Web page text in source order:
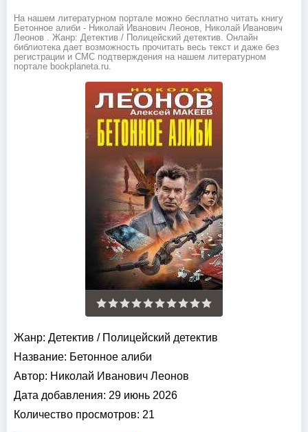
На нашем литературном портале можно бесплатно читать книгу
Бетонное алиби - Николай Иванович Леонов, Николай Иванович
Леонов . Жанр: Детектив / Полицейский детектив. Онлайн
библиотека дает возможность прочитать весь текст и даже без
регистрации и СМС подтверждения на нашем литературном
портале bookplaneta.ru.
Жанр: Детектив / Полицейский детектив
Название: Бетонное алиби
Автор: Николай Иванович Леонов
Дата добавления: 29 июнь 2026
Количество просмотров: 21